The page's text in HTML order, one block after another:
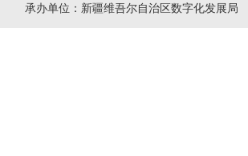
承办单位：新疆维吾尔自治区数字化发展局